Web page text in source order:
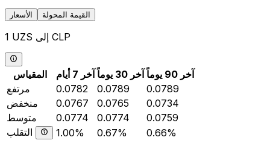
الأسعار القيمة المحولة
1 UZS إلى CLP
المقياس آخر 7 أيام آخر 30 يوماً
آخر 90 يوماً
مرتفع
0.0782 0.0789
0.0789
منخفض
0.0767 0.0765
0.0734
متوسط
0.0774 0.0774
0.0759
التقلب
1.00% 0.67% 0.66%